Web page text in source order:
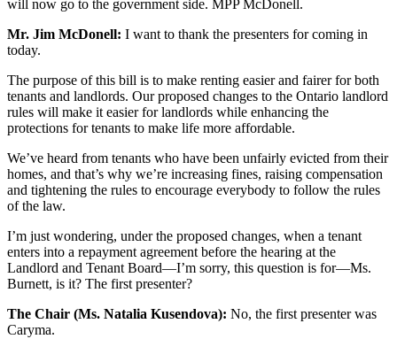
will now go to the government side. MPP McDonell.
Mr. Jim McDonell: I want to thank the presenters for coming in
today.
The purpose of this bill is to make renting easier and fairer for both
tenants and landlords. Our proposed changes to the Ontario landlord
rules will make it easier for landlords while enhancing the
protections for tenants to make life more affordable.
We’ve heard from tenants who have been unfairly evicted from their
homes, and that’s why we’re increasing fines, raising compensation
and tightening the rules to encourage everybody to follow the rules
of the law.
I’m just wondering, under the proposed changes, when a tenant
enters into a repayment agreement before the hearing at the
Landlord and Tenant Board—I’m sorry, this question is for—Ms.
Burnett, is it? The first presenter?
The Chair (Ms. Natalia Kusendova): No, the first presenter was
Caryma.